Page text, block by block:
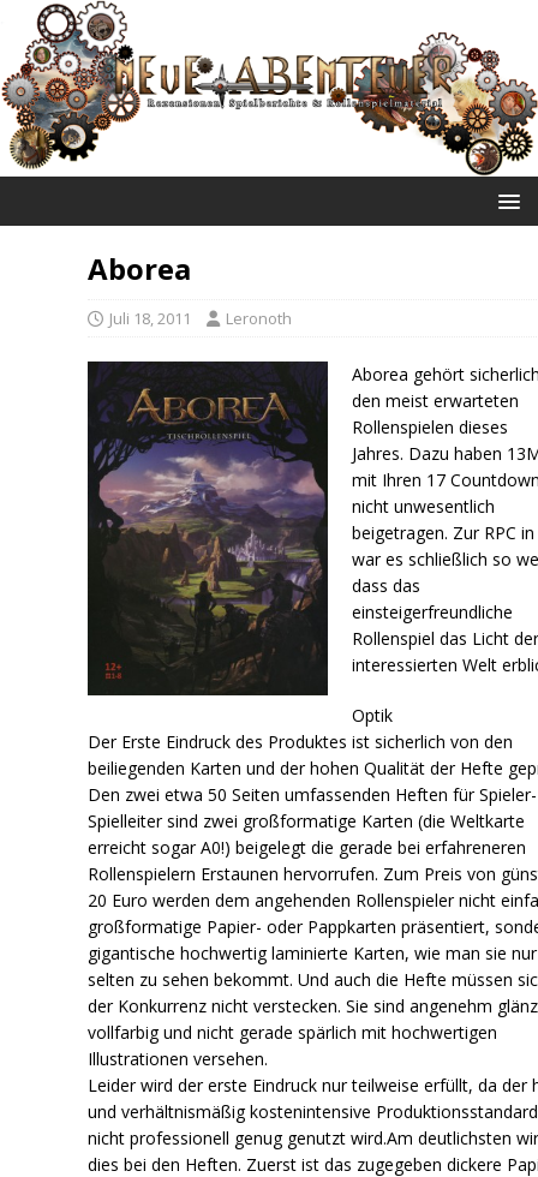
Aborea
Juli 18, 2011 Leronoth
Aborea gehört
den meist erwarteten
Rollenspielen dieses
Jahres. Dazu haben
mit Ihren 17
nicht unwesentlich
beigetragen. Zur RPC
war es schließlich so
dass das
einsteigerfreundliche
Rollenspiel das Licht
interessierten Welt
Optik
Der Erste Eindruck des Produktes ist sicherlich von den
beiliegenden Karten und der hohen Qualität der Hefte
Den zwei etwa 50 Seiten umfassenden Heften für
Spielleiter sind zwei großformatige Karten (die Weltkarte
erreicht sogar A0!) beigelegt die gerade bei erfahreneren
Rollenspielern Erstaunen hervorrufen. Zum Preis von
20 Euro werden dem angehenden Rollenspieler nicht
großformatige Papier- oder Pappkarten präsentiert,
gigantische hochwertig laminierte Karten, wie man sie nur
selten zu sehen bekommt. Und auch die Hefte müssen
der Konkurrenz nicht verstecken. Sie sind angenehm
vollfarbig und nicht gerade spärlich mit hochwertigen
Illustrationen versehen.
Leider wird der erste Eindruck nur teilweise erfüllt, da der
und verhältnismäßig kostenintensive Produktionsstandard
nicht professionell genug genutzt wird.Am deutlichsten
dies bei den Heften. Zuerst ist das zugegeben dickere